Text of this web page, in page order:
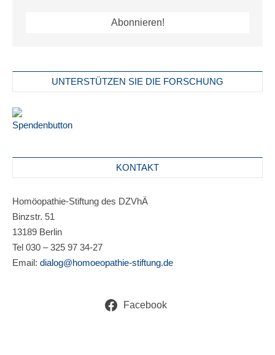
UNTERSTÜTZEN SIE DIE FORSCHUNG
KONTAKT
Homöopathie-Stiftung des DZVhÄ
Binzstr. 51
13189 Berlin
Tel 030 – 325 97 34-27
Email: dialog@homoeopathie-stiftung.de
Facebook